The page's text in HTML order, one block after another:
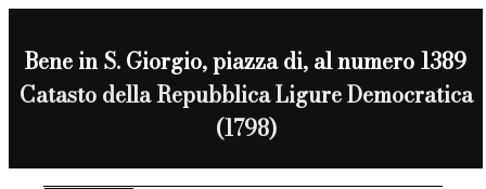
Bene in S. Giorgio, piazza di, al numero 1389
Catasto della Repubblica Ligure Democratica
(1798)